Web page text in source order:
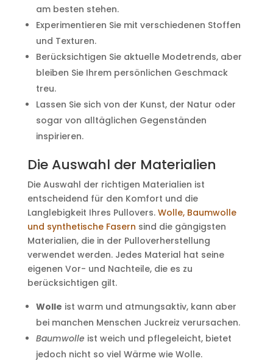
am besten stehen.
Experimentieren Sie mit verschiedenen Stoffen
und Texturen.
Berücksichtigen Sie aktuelle Modetrends, aber
bleiben Sie Ihrem persönlichen Geschmack
treu.
Lassen Sie sich von der Kunst, der Natur oder
sogar von alltäglichen Gegenständen
inspirieren.
Die Auswahl der Materialien
Die Auswahl der richtigen Materialien ist
entscheidend für den Komfort und die
Langlebigkeit Ihres Pullovers. Wolle, Baumwolle
und synthetische Fasern sind die gängigsten
Materialien, die in der Pulloverherstellung
verwendet werden. Jedes Material hat seine
eigenen Vor- und Nachteile, die es zu
berücksichtigen gilt.
Wolle ist warm und atmungsaktiv, kann aber
bei manchen Menschen Juckreiz verursachen.
Baumwolle ist weich und pflegeleicht, bietet
jedoch nicht so viel Wärme wie Wolle.